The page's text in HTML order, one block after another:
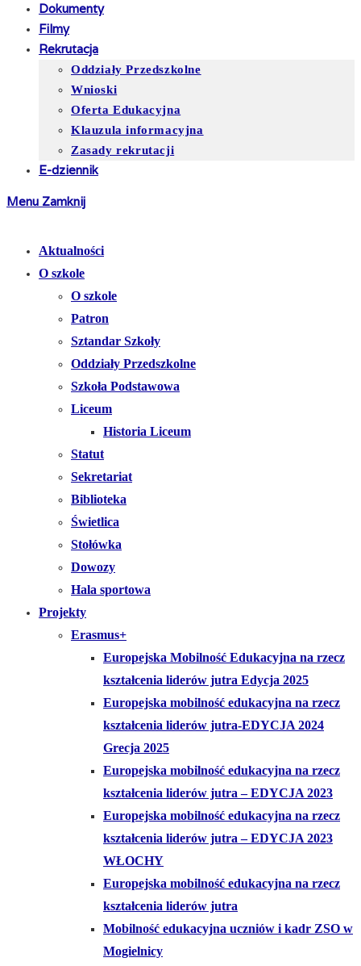
Dokumenty
Filmy
Rekrutacja
Oddziały Przedszkolne
Wnioski
Oferta Edukacyjna
Klauzula informacyjna
Zasady rekrutacji
E-dziennik
Menu Zamknij
Aktualności
O szkole
O szkole
Patron
Sztandar Szkoły
Oddziały Przedszkolne
Szkoła Podstawowa
Liceum
Historia Liceum
Statut
Sekretariat
Biblioteka
Świetlica
Stołówka
Dowozy
Hala sportowa
Projekty
Erasmus+
Europejska Mobilność Edukacyjna na rzecz
kształcenia liderów jutra Edycja 2025
Europejska mobilność edukacyjna na rzecz
kształcenia liderów jutra-EDYCJA 2024
Grecja 2025
Europejska mobilność edukacyjna na rzecz
kształcenia liderów jutra – EDYCJA 2023
Europejska mobilność edukacyjna na rzecz
kształcenia liderów jutra – EDYCJA 2023
WŁOCHY
Europejska mobilność edukacyjna na rzecz
kształcenia liderów jutra
Mobilność edukacyjna uczniów i kadr ZSO w
Mogielnicy